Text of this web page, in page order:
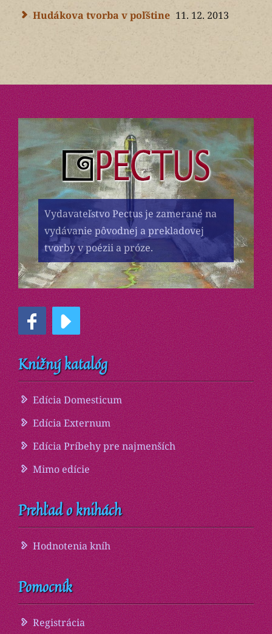
Hudákova tvorba v poľštine 11. 12. 2013
Vydavateľstvo Pectus je zamerané na
vydávanie pôvodnej a prekladovej
tvorby v poézii a próze.
Knižný katalóg
Edícia Domesticum
Edícia Externum
Edícia Príbehy pre najmenších
Mimo edície
Prehľad o knihách
Hodnotenia kníh
Pomocník
Registrácia